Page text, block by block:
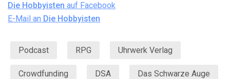
Die Hobbyisten auf Facebook
E-Mail an Die Hobbyisten
Podcast RPG Uhrwerk Verlag
Crowdfunding DSA Das Schwarze Auge